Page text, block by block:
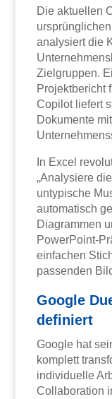
Die aktuellen
analysiert die
Zielgruppen.
Projektbericht
Copilot liefert
Dokumente
In Excel
„Analysiere
untypische
automatisch
Diagrammen
PowerPoint-
einfachen
passenden
Google
definiert
Google hat
komplett
individuelle
Collaboration